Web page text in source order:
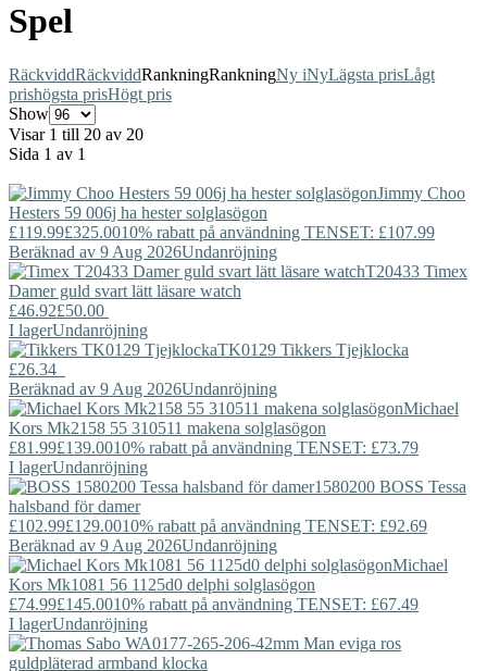
Spel
RäckviddRäckviddRankningRankningNy iNyLägsta prisLågt
prishögsta prisHögt pris
Show
Visar 1 till 20 av 20
Sida 1 av 1
Jimmy Choo
Hesters 59 006j ha hester solglasögon
£119.99£325.0010% rabatt på användning TENSET: £107.99
Beräknad av 9 Aug 2026Undanröjning
T20433 Timex
Damer guld svart lätt läsare watch
£46.92£50.00
I lagerUndanröjning
TK0129 Tikkers Tjejklocka
£26.34
Beräknad av 9 Aug 2026Undanröjning
Michael
Kors Mk2158 55 310511 makena solglasögon
£81.99£139.0010% rabatt på användning TENSET: £73.79
I lagerUndanröjning
1580200 BOSS Tessa
halsband för damer
£102.99£129.0010% rabatt på användning TENSET: £92.69
Beräknad av 9 Aug 2026Undanröjning
Michael
Kors Mk1081 56 1125d0 delphi solglasögon
£74.99£145.0010% rabatt på användning TENSET: £67.49
I lagerUndanröjning